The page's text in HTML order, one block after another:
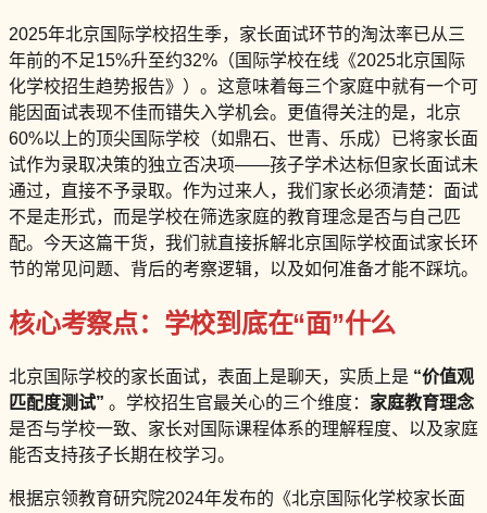
2025年北京国际学校招生季，家长面试环节的淘汰率已从三
年前的不足15%升至约32%（国际学校在线《2025北京国际
化学校招生趋势报告》）。这意味着每三个家庭中就有一个可
能因面试表现不佳而错失入学机会。更值得关注的是，北京
60%以上的顶尖国际学校（如鼎石、世青、乐成）已将家长面
试作为录取决策的独立否决项——孩子学术达标但家长面试未
通过，直接不予录取。作为过来人，我们家长必须清楚：面试
不是走形式，而是学校在筛选家庭的教育理念是否与自己匹
配。今天这篇干货，我们就直接拆解北京国际学校面试家长环
节的常见问题、背后的考察逻辑，以及如何准备才能不踩坑。
核心考察点：学校到底在“面”什么
北京国际学校的家长面试，表面上是聊天，实质上是 “价值观
匹配度测试” 。学校招生官最关心的三个维度： 家庭教育理念
是否与学校一致、家长对国际课程体系的理解程度、以及家庭
能否支持孩子长期在校学习。
根据京领教育研究院2024年发布的《北京国际化学校家长面